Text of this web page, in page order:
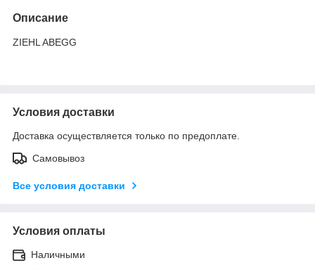
Описание
ZIEHL ABEGG
Условия доставки
Доставка осуществляется только по предоплате.
Самовывоз
Все условия доставки
Условия оплаты
Наличными